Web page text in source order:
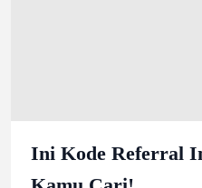
Ini Kode Referral